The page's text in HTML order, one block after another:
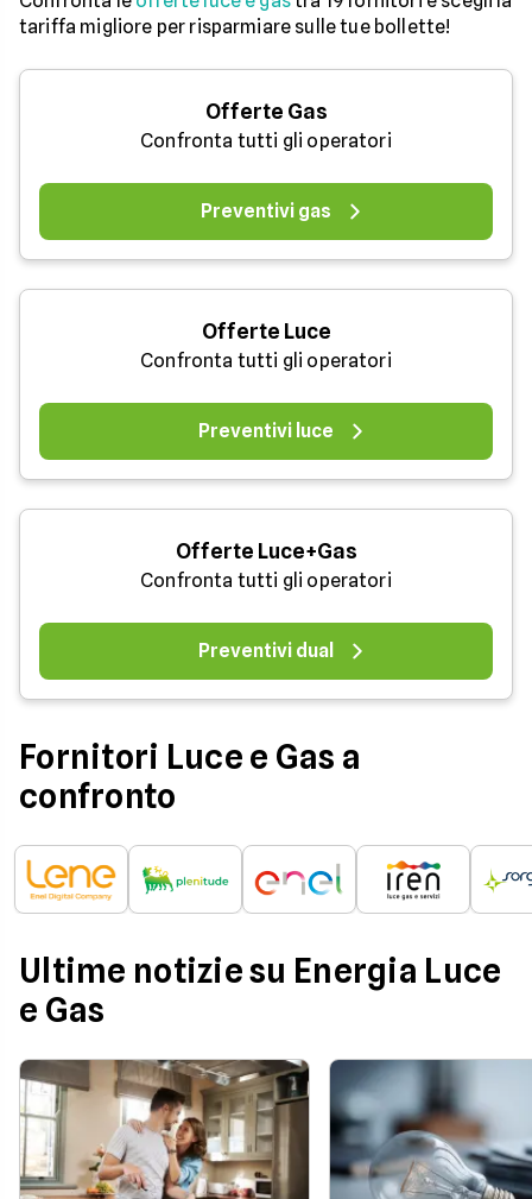
tariffa migliore per risparmiare sulle tue bollette!
Offerte Gas
Confronta tutti gli operatori
Preventivi gas
Offerte Luce
Confronta tutti gli operatori
Preventivi luce
Offerte Luce+Gas
Confronta tutti gli operatori
Preventivi dual
Fornitori Luce e Gas a
confronto
Ultime notizie su Energia Luce
e Gas